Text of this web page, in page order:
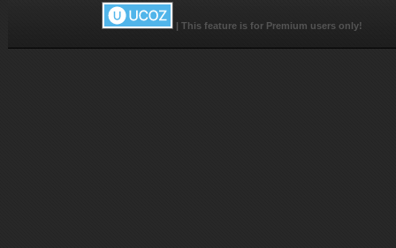
| This feature is for Premium users only!